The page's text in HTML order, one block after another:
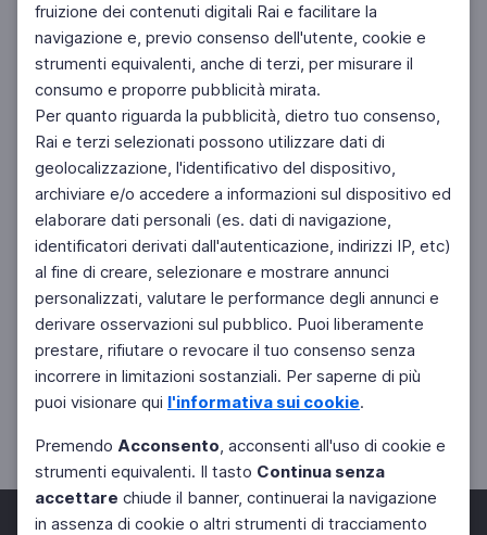
fruizione dei contenuti digitali Rai e facilitare la
navigazione e, previo consenso dell'utente, cookie e
strumenti equivalenti, anche di terzi, per misurare il
consumo e proporre pubblicità mirata.
Per quanto riguarda la pubblicità, dietro tuo consenso,
Rai e terzi selezionati possono utilizzare dati di
geolocalizzazione, l'identificativo del dispositivo,
archiviare e/o accedere a informazioni sul dispositivo ed
elaborare dati personali (es. dati di navigazione,
identificatori derivati dall'autenticazione, indirizzi IP, etc)
al fine di creare, selezionare e mostrare annunci
personalizzati, valutare le performance degli annunci e
derivare osservazioni sul pubblico. Puoi liberamente
prestare, rifiutare o revocare il tuo consenso senza
incorrere in limitazioni sostanziali. Per saperne di più
puoi visionare qui l'informativa sui cookie.
Premendo Acconsento, acconsenti all'uso di cookie e
strumenti equivalenti. Il tasto Continua senza
accettare chiude il banner, continuerai la navigazione
in assenza di cookie o altri strumenti di tracciamento